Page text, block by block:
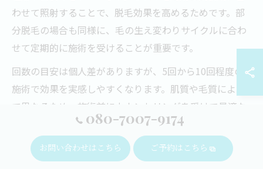
わせて照射することで、脱毛効果を高めるためです。部
分脱毛の場合も同様に、毛の生え変わりサイクルに合わ
せて定期的に施術を受けることが重要です。
回数の目安は個人差がありますが、5回から10回程度の
施術で効果を実感しやすくなります。肌質や毛質によっ
て異なるため、施術前にカウンセリングを受けて最適な
プランを立てることが成功の鍵となります。無理のない
ペースで継続することが、肌への負担を抑えつつ効果を
持続させるポイントです。
080-7007-9174
お問い合わせはこちら ご予約はこちら